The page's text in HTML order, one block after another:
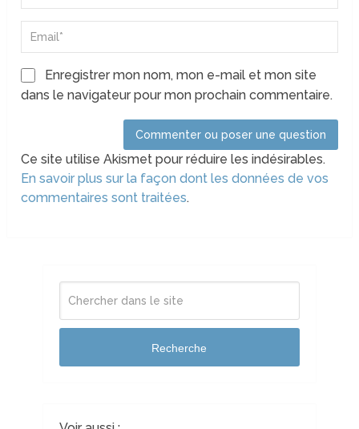
Enregistrer mon nom, mon e-mail et mon site
dans le navigateur pour mon prochain commentaire.
Ce site utilise Akismet pour réduire les indésirables.
En savoir plus sur la façon dont les données de vos
commentaires sont traitées.
Recherche